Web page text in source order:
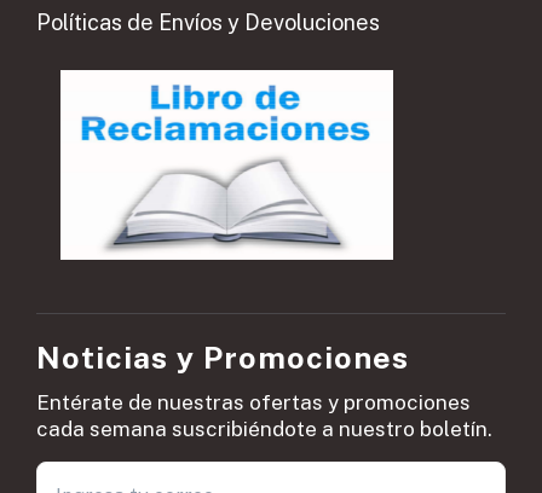
Políticas de Envíos y Devoluciones
Noticias y Promociones
Entérate de nuestras ofertas y promociones
cada semana suscribiéndote a nuestro boletín.